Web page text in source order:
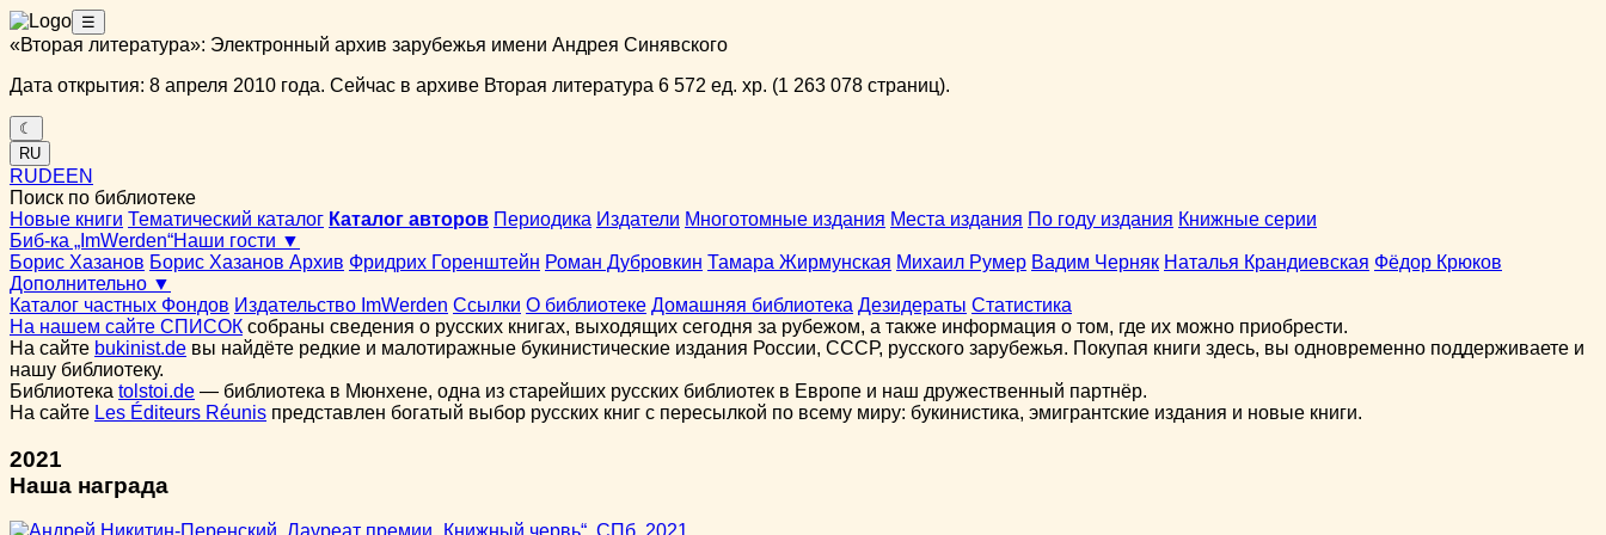
☰
«Вторая литература»: Электронный архив зарубежья имени Андрея Синявского
Дата открытия: 8 апреля 2010 года. Сейчас в архиве Вторая литература 6 572 ед. хр. (1 263 078 страниц).
☾
RU
RUDEEN
Поиск по библиотеке
Новые книги Тематический каталог Каталог авторов Периодика Издатели Многотомные издания Места издания По году издания Книжные серии
Биб-ка „ImWerden“Наши гости ▼
Борис Хазанов Борис Хазанов Архив Фридрих Горенштейн Роман Дубровкин Тамара Жирмунская Михаил Румер Вадим Черняк Наталья Крандиевская Фёдор Крюков
Дополнительно ▼
Каталог частных Фондов Издательство ImWerden Ссылки О библиотеке Домашняя библиотека Дезидераты Статистика
На нашем сайте СПИСОК собраны сведения о русских книгах, выходящих сегодня за рубежом, а также информация о том, где их можно приобрести.
На сайте bukinist.de вы найдёте редкие и малотиражные букинистические издания России, СССР, русского зарубежья. Покупая книги здесь, вы одновременно поддерживаете и
нашу библиотеку.
Библиотека tolstoi.de — библиотека в Мюнхене, одна из старейших русских библиотек в Европе и наш дружественный партнёр.
На сайте Les Éditeurs Réunis представлен богатый выбор русских книг с пересылкой по всему миру: букинистика, эмигрантские издания и новые книги.
2021
Наша награда